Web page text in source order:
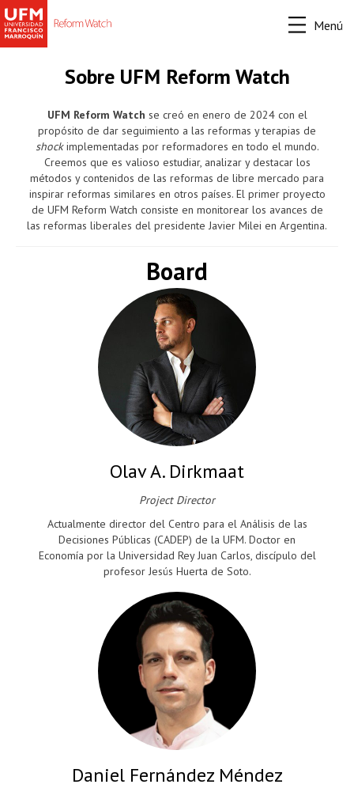
Menú
Sobre UFM Reform Watch
UFM Reform Watch se creó en enero de 2024 con el
propósito de dar seguimiento a las reformas y terapias de
shockimplementadas por reformadores en todo el mundo.
Creemos que es valioso estudiar, analizar y destacar los
métodos y contenidos de las reformas de libre mercado para
inspirar reformas similares en otros países. El primer proyecto
de UFM Reform Watch consiste en monitorear los avances de
las reformas liberales del presidente Javier Milei en Argentina.
Board
Olav A. Dirkmaat
Project Director
Actualmente director del Centro para el Análisis de las
Decisiones Públicas (CADEP) de la UFM. Doctor en
Economía por la Universidad Rey Juan Carlos, discípulo del
profesor Jesús Huerta de Soto.
Daniel Fernández Méndez